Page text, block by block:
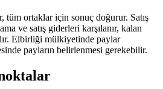
tüm ortaklar için sonuç doğurur. Satış
ve satış giderleri karşılanır, kalan
Elbirliği mülkiyetinde paylar
payların belirlenmesi gerekebilir.